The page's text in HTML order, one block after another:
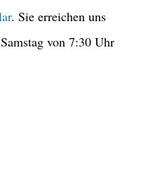
. Sie erreichen uns
von 7:30 Uhr